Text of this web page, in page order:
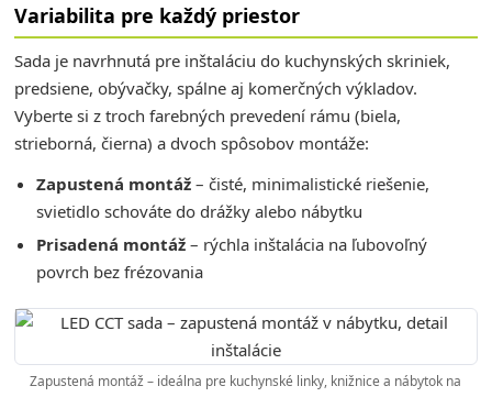
Variabilita pre každý priestor
Sada je navrhnutá pre inštaláciu do kuchynských skriniek,
predsiene, obývačky, spálne aj komerčných výkladov.
Vyberte si z troch farebných prevedení rámu (biela,
strieborná, čierna) a dvoch spôsobov montáže:
Zapustená montáž – čisté, minimalistické riešenie,
svietidlo schováte do drážky alebo nábytku
Prisadená montáž – rýchla inštalácia na ľubovoľný
povrch bez frézovania
Zapustená montáž – ideálna pre kuchynské linky, knižnice a nábytok na